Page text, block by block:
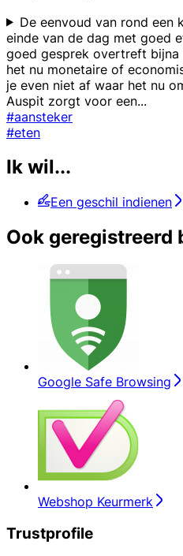
De eenvoud van rond een
einde van de dag met goed
goed gesprek overtreft
het nu monetaire of
je even niet af waar het nu
Auspit zorgt voor een...
#aansteker
#eten
Ik wil...
Een geschil indienen
Ook geregistreerd
Google Safe Browsing
Webshop Keurmerk
Trustprofile